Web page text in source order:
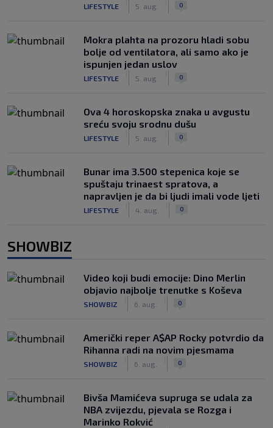
LIFESTYLE 5. aug. 0
Mokra plahta na prozoru hladi sobu
bolje od ventilatora, ali samo ako je
ispunjen jedan uslov
LIFESTYLE 5. aug. 0
Ova 4 horoskopska znaka u avgustu
sreću svoju srodnu dušu
LIFESTYLE 5. aug. 0
Bunar imа 3.500 stepenica koje se
spuštaju trinaest spratova, a
napravljen je da bi ljudi imali vode ljeti
LIFESTYLE 4. aug. 0
SHOWBIZ
Video koji budi emocije: Dino Merlin
objavio najbolje trenutke s Koševa
SHOWBIZ 6. aug. 0
Američki reper A$AP Rocky potvrdio da
Rihanna radi na novim pjesmama
SHOWBIZ 6. aug. 0
Bivša Mamićeva supruga se udala za
NBA zvijezdu, pjevala se Rozga i
Marinko Rokvić